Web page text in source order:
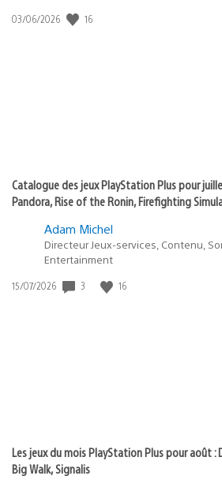
:
Date
03/06/2026 16
Catalogue des jeux PlayStation Plus pour
Pandora, Rise of the Ronin, Firefighting
Adam Michel
Directeur Jeux-services, Contenu,
Entertainment
Date
15/07/2026 3 16
Les jeux du mois PlayStation Plus pour août :
Big Walk, Signalis